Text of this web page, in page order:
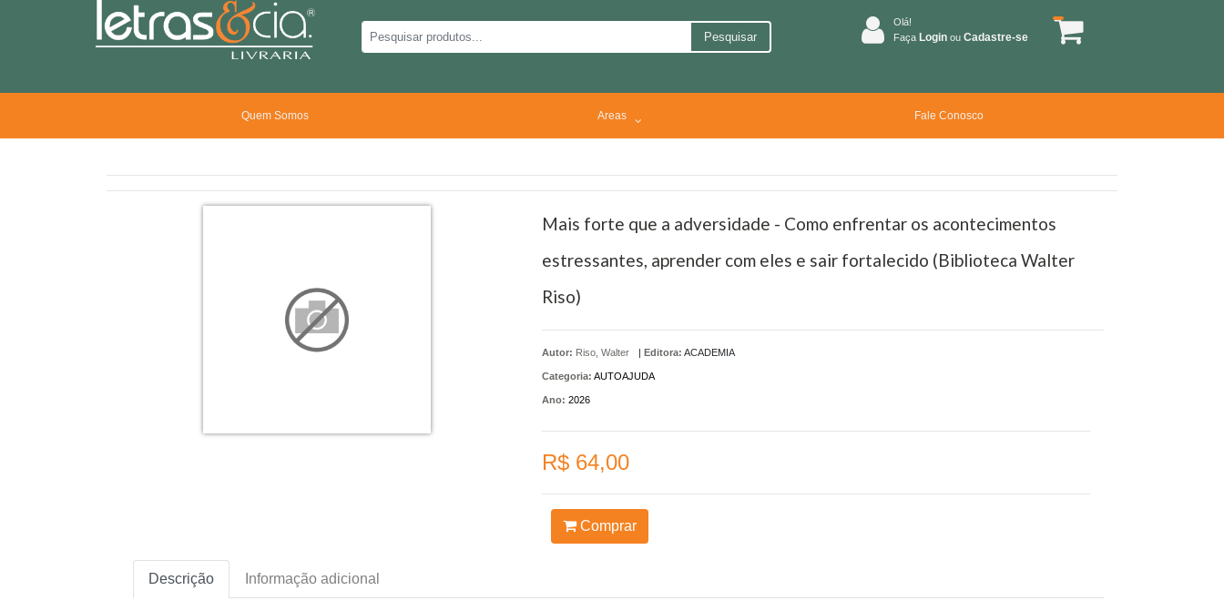
Pesquisar
Olá!
Faça Login ou Cadastre-se
Quem Somos Areas Fale Conosco
Mais forte que a adversidade - Como enfrentar os acontecimentos
estressantes, aprender com eles e sair fortalecido (Biblioteca Walter
Riso)
Autor: Riso, Walter | Editora: ACADEMIA
Categoria: AUTOAJUDA
Ano: 2026
R$ 64,00
Comprar
Descrição Informação adicional